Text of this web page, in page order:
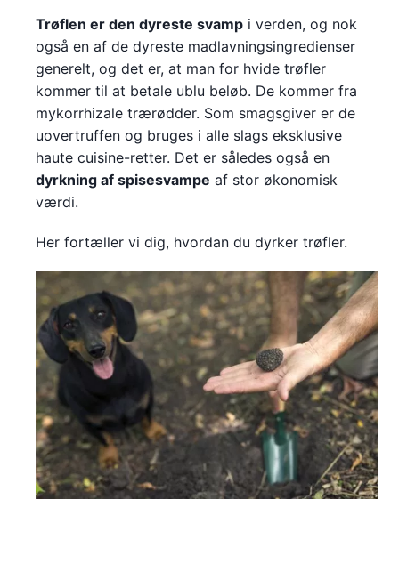
Trøflen er den dyreste svamp i verden, og nok
også en af de dyreste madlavningsingredienser
generelt, og det er, at man for hvide trøfler
kommer til at betale ublu beløb. De kommer fra
mykorrhizale trærødder. Som smagsgiver er de
uovertruffen og bruges i alle slags eksklusive
haute cuisine-retter. Det er således også en
dyrkning af spisesvampe af stor økonomisk
værdi.
Her fortæller vi dig, hvordan du dyrker trøfler.